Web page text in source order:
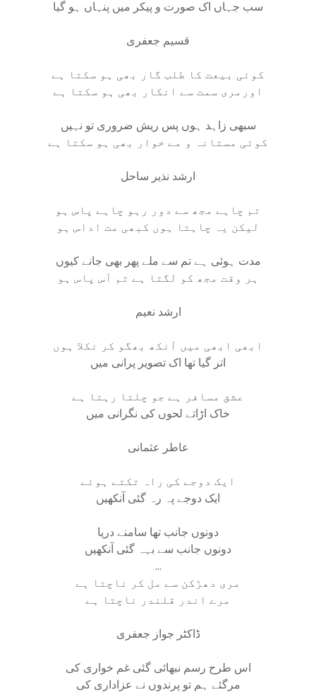
سب جہاں اک صورت و پیکر میں پنہاں ہو گیا
قسیم جعفری
کوئی بیعت کا طلب گار بھی ہو سکتا ہے
اورمری سمت سے انکار بھی ہو سکتا ہے
سبھی زاہد ہوں پس ریش ضروری تو نہیں
کوئی مستانہ و مے خوار بھی ہو سکتا ہے
ارشد نذیر ساحل
تم چاہے مجھ سے دور رہو چاہے پاس ہو
لیکن یہ چاہتا ہوں کبھی مت اداس ہو
مدت ہوئی ہے تم سے ملے پھر بھی جانے کیوں
ہر وقت مجھ کو لگتا ہے تم آس پاس ہو
ارشد نعیم
ابھی ابھی میں آنکھ بھگو کر نکلا ہوں
اتر گیا تھا اک تصویر پرانی میں
عشق مسافر ہے جو چلتا رہتا ہے
خاک اڑاتے لحوں کی نگرانی میں
عاطر عثمانی
ایک دوجے کی راہ تکتے ہوئے
ایک دوجے پہ رہ گئی آنکھیں
دونوں جانب تھا سامنے دریا
دونوں جانب سے بہہ گئی آنکھیں
...
مری دھڑکن سے مل کر ناچتا ہے
مرے اندر قلندر ناچتا ہے
ڈاکٹر جواز جعفری
اس طرح رسم نبھائی گئی غم خواری کی
مرگئے ہم تو پرندوں نے عزاداری کی